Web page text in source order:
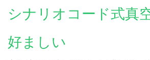
シナリオ コード式真
好ましい